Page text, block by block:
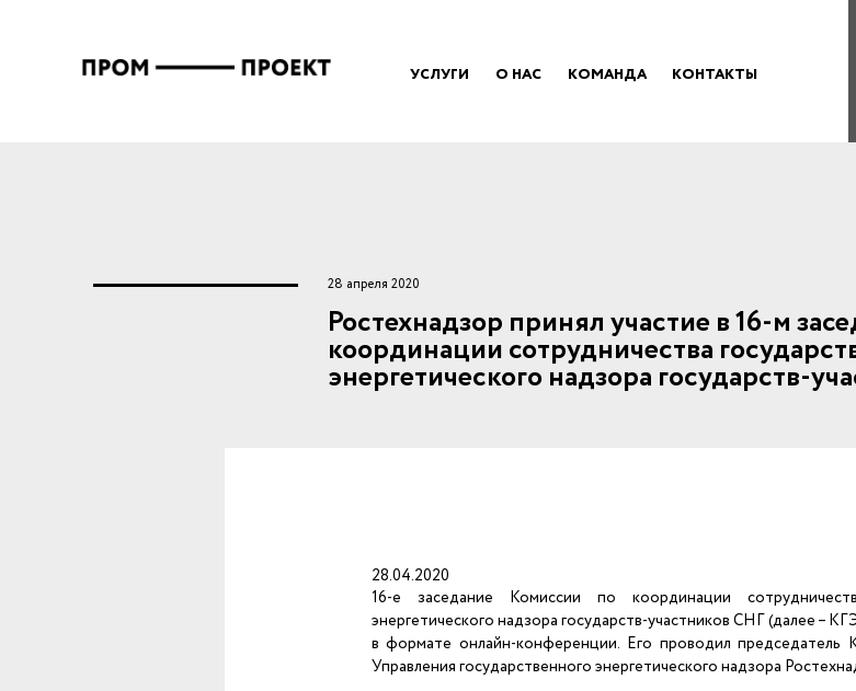
УСЛУГИ О НАС КОМАНДА КОНТАКТЫ
28 апреля 2020
Ростехнадзор принял участие в 16-м
координации сотрудничества
энергетического надзора государств-
28.04.2020
16-е заседание Комиссии по координации
энергетического надзора государств-участников СНГ (далее –
в формате онлайн-конференции. Его проводил председатель
Управления государственного энергетического надзора